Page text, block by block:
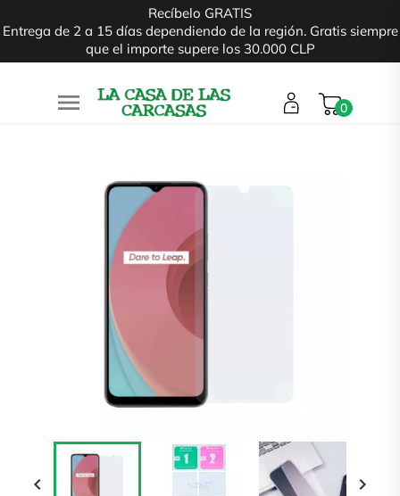
Recíbelo GRATIS
Entrega de 2 a 15 días dependiendo de la región. Gratis siempre
que el importe supere los 30.000 CLP
 0
 